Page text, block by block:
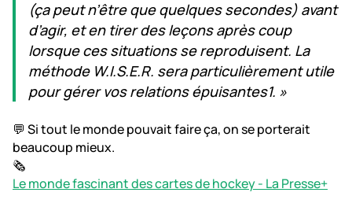
(ça peut n’être que quelques secondes) avant
d’agir, et en tirer des leçons après coup
lorsque ces situations se reproduisent. La
méthode W.I.S.E.R. sera particulièrement utile
pour gérer vos relations épuisantes⁠1. »
💬 Si tout le monde pouvait faire ça, on se porterait
beaucoup mieux.
🗞️
Le monde fascinant des cartes de hockey - La Presse+